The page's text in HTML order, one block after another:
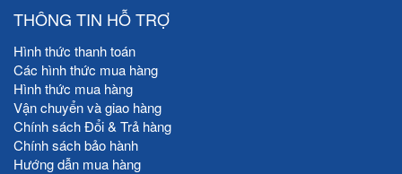
THÔNG TIN HỖ TRỢ
Hình thức thanh toán
Các hình thức mua hàng
Hình thức mua hàng
Vận chuyển và giao hàng
Chính sách Đổi & Trả hàng
Chính sách bảo hành
Hướng dẫn mua hàng